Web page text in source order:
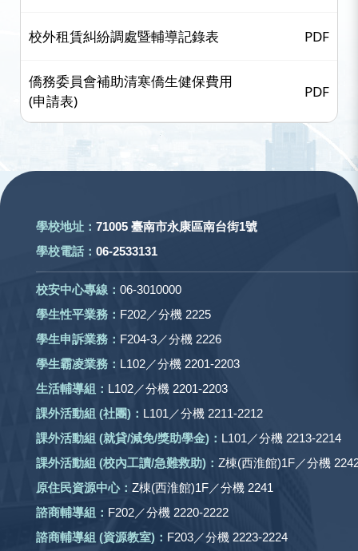
校外租賃糾紛調處暨輔導記錄表 PDF
僑務委員會補助清寒僑生健保費用
(申請表)
PDF
學校地址： 71005 臺南市永康區南台街1號
學校電話： 06-2533131
校安中心專線： 06-3010000
學生性平業務： F202／分機 2225
學生申訴業務： F204-3／分機 2226
學生霸凌業務： L102／分機 2201-2203
生活輔導組： L102／分機 2201-2203
課外活動組 (社團) ： L101／分機 2211-2212
課外活動組 (就貸/減免/獎助學金)： L101／分機 2213-2214
課外活動組 (校內工讀/急難救助) ： Z棟(西淮館)1F／分機
原住民資源中心： Z棟(西淮館)1F／分機 2241
諮商輔導組： F202／分機 2220-2222
諮商輔導組 (資源教室)： F203／分機 2223-2224